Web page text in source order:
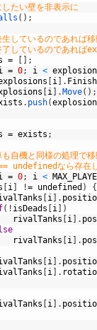
たい壁を非表示に
( ) ;
しているのであれば移
しているのであれば
=
;
= 0; i <
i .
i . Move( ) ;
. push(
= exists ;
自機と同様の処理で移
なら存在しな
= 0; i <
i != undefined )
{
i .
( ! isDeads i
)
rivalTanks
i .
rivalTanks
i .
i .
i .
i .